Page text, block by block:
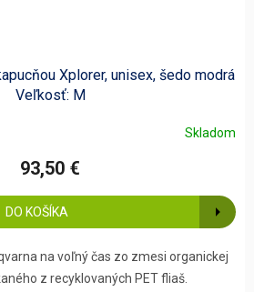
Xplorer, unisex, šedo modrá
Veľkosť: M
Skladom
93,50 €
DO KOŠÍKA
na voľný čas zo zmesi organickej
z recyklovaných PET fliaš.